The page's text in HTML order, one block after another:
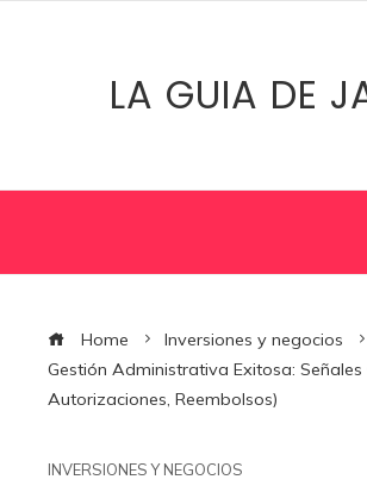
LA GUIA DE
Home
Inversiones y negocios
Gestión Administrativa Exitosa: Señales
Autorizaciones, Reembolsos)
INVERSIONES Y NEGOCIOS